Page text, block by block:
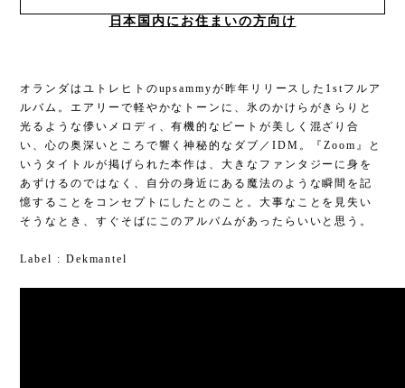
日本国内にお住まいの方向け
オランダはユトレヒトのupsammyが昨年リリースした1stフルア
ルバム。エアリーで軽やかなトーンに、氷のかけらがきらりと
光るような儚いメロディ、有機的なビートが美しく混ざり合
い、心の奥深いところで響く神秘的なダブ／IDM。『Zoom』と
いうタイトルが掲げられた本作は、大きなファンタジーに身を
あずけるのではなく、自分の身近にある魔法のような瞬間を記
憶することをコンセプトにしたとのこと。大事なことを見失い
そうなとき、すぐそばにこのアルバムがあったらいいと思う。
Label : Dekmantel